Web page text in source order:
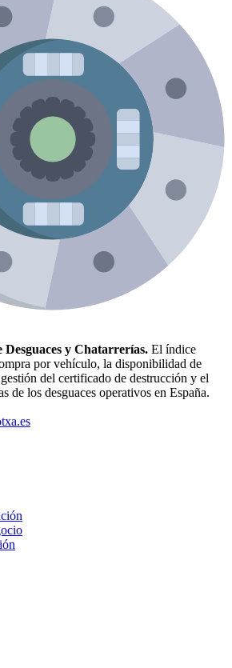
y Chatarrerías. El índice
por vehículo, la disponibilidad de
del certificado de destrucción y el
de los desguaces operativos en España.